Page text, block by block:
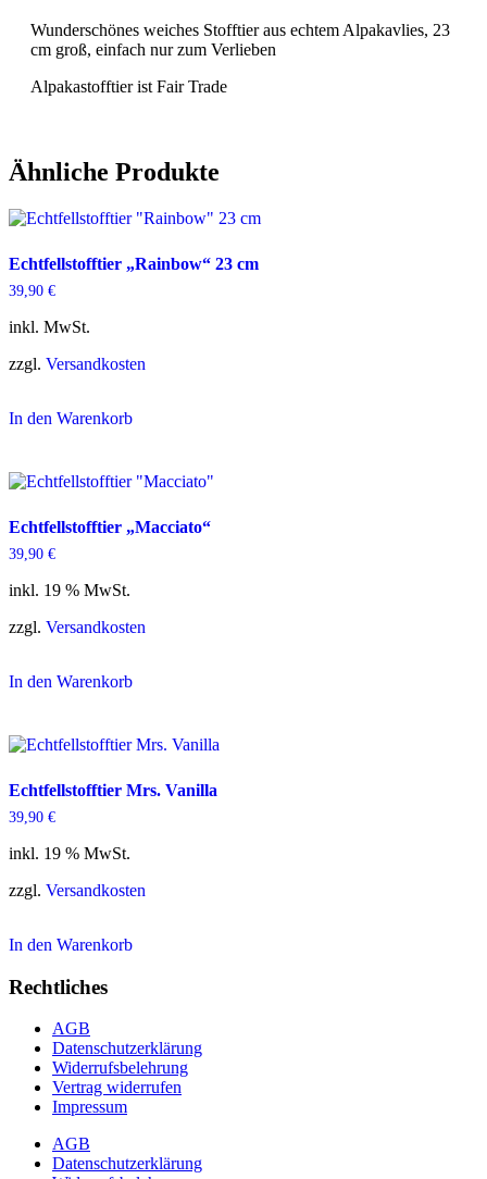
Wunderschönes weiches Stofftier aus echtem Alpakavlies, 23
cm groß, einfach nur zum Verlieben
Alpakastofftier ist Fair Trade
Ähnliche Produkte
Echtfellstofftier „Rainbow“ 23 cm
39,90 €
inkl. MwSt.
zzgl. Versandkosten
In den Warenkorb
weist
mehrere
auf.
Die
können
der
gewählt
werden
Echtfellstofftier „Macciato“
39,90 €
inkl. 19 % MwSt.
zzgl. Versandkosten
In den Warenkorb
Echtfellstofftier Mrs. Vanilla
39,90 €
inkl. 19 % MwSt.
zzgl. Versandkosten
In den Warenkorb
Rechtliches
AGB
Datenschutzerklärung
Widerrufsbelehrung
Vertrag widerrufen
Impressum
AGB
Datenschutzerklärung